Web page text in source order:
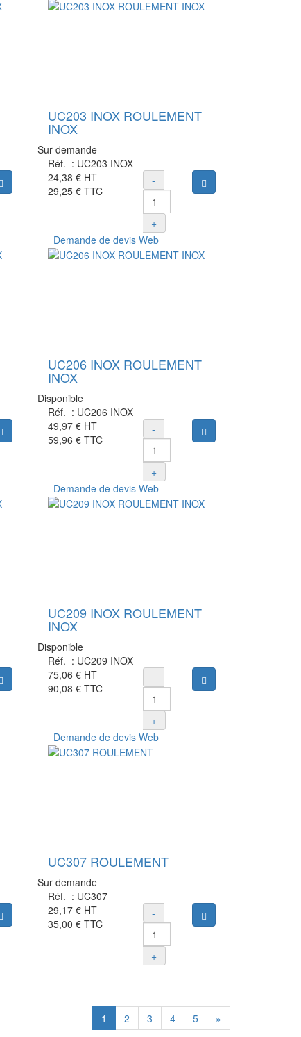
Ajouter au panier
UC203 INOX ROULEMENT
INOX
Sur demande
Réf. : UC203 INOX
24,38 € HT
29,25 € TTC
-
+
Ajouter au panier
Ajouter au panier
Demande de devis Web
UC206 INOX ROULEMENT
INOX
Disponible
Réf. : UC206 INOX
49,97 € HT
59,96 € TTC
-
+
Ajouter au panier
Ajouter au panier
Demande de devis Web
UC209 INOX ROULEMENT
INOX
Disponible
Réf. : UC209 INOX
75,06 € HT
90,08 € TTC
-
+
Ajouter au panier
Ajouter au panier
Demande de devis Web
UC307 ROULEMENT
Sur demande
Réf. : UC307
29,17 € HT
35,00 € TTC
-
+
Ajouter au panier
1
2 3 4 5 »